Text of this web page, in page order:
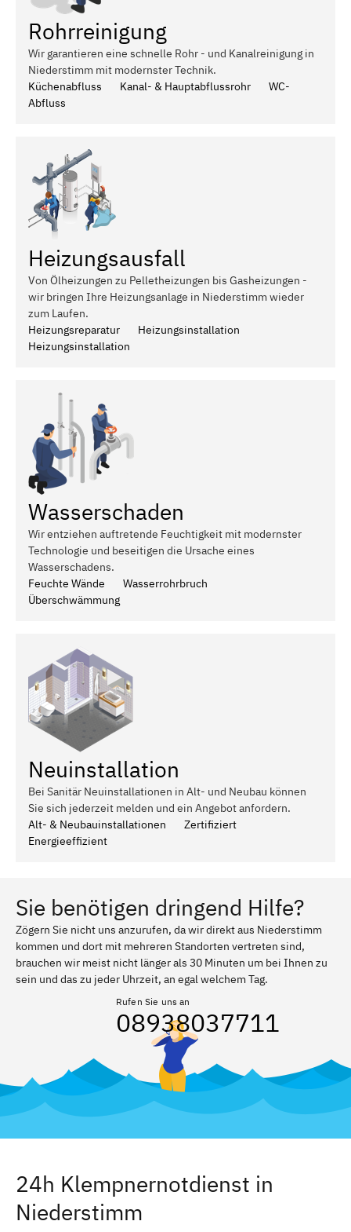
Rohrreinigung
Wir garantieren eine schnelle Rohr - und Kanalreinigung in
Niederstimm mit modernster Technik.
Küchenabfluss
Kanal- & Hauptabflussrohr
WC-
Abfluss
Heizungsausfall
Von Ölheizungen zu Pelletheizungen bis Gasheizungen -
wir bringen Ihre Heizungsanlage in Niederstimm wieder
zum Laufen.
Heizungsreparatur
Heizungsinstallation
Heizungsinstallation
Wasserschaden
Wir entziehen auftretende Feuchtigkeit mit modernster
Technologie und beseitigen die Ursache eines
Wasserschadens.
Feuchte Wände
Wasserrohrbruch
Überschwämmung
Neuinstallation
Bei Sanitär Neuinstallationen in Alt- und Neubau können
Sie sich jederzeit melden und ein Angebot anfordern.
Alt- & Neubauinstallationen
Zertifiziert
Energieeffizient
Sie benötigen dringend Hilfe?
Zögern Sie nicht uns anzurufen, da wir direkt aus Niederstimm
kommen und dort mit mehreren Standorten vertreten sind,
brauchen wir meist nicht länger als 30 Minuten um bei Ihnen zu
sein und das zu jeder Uhrzeit, an egal welchem Tag.
Rufen Sie uns an
08938037711
24h Klempnernotdienst in
Niederstimm